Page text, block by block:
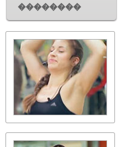
��������